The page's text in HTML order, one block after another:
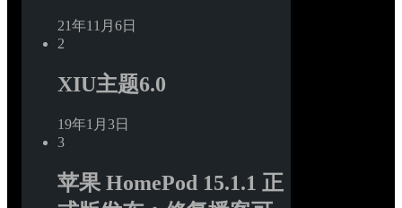
21年11月6日
2
XIU主题6.0
19年1月3日
3
苹果 HomePod 15.1.1 正